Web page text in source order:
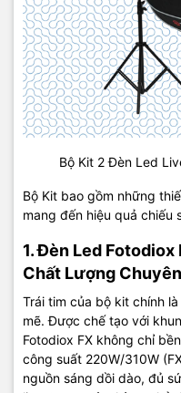
Bộ Kit 2 Đèn Led
Bộ Kit bao gồm những
mang đến hiệu quả chiếu
1. Đèn Led Fotodiox
Chất Lượng
Trái tim của bộ kit chính
mẽ. Được chế tạo với
Fotodiox FX không chỉ
công suất 220W/310W
nguồn sáng dồi dào, đủ